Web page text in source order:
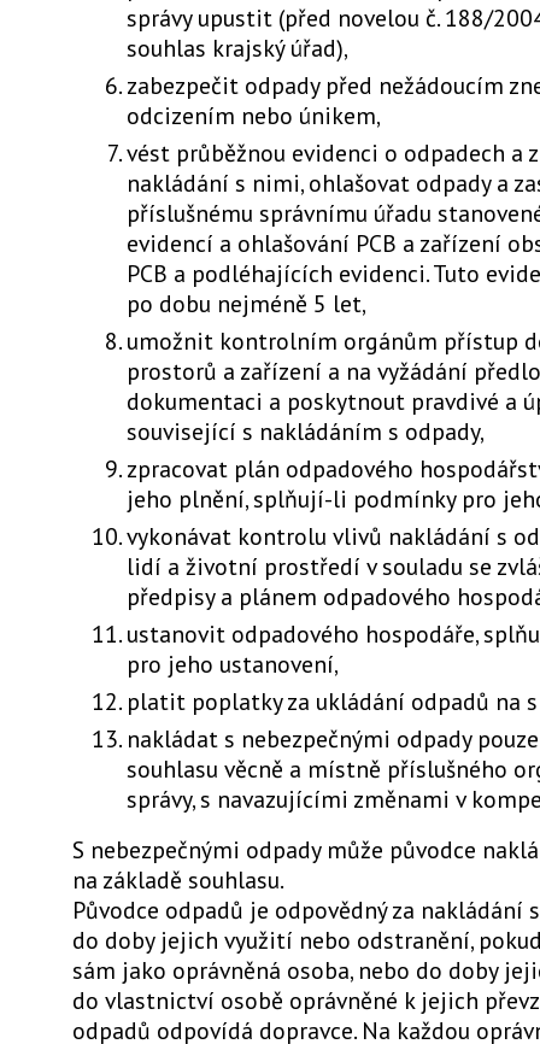
správy upustit (před novelou č. 188/
souhlas krajský úřad),
zabezpečit odpady před nežádoucím
odcizením nebo únikem,
vést průběžnou evidenci o odpadech a
nakládání s nimi, ohlašovat odpady a
příslušnému správnímu úřadu
evidencí a ohlašování PCB a zařízení
PCB a podléhajících evidenci. Tuto
po dobu nejméně 5 let,
umožnit kontrolním orgánům přístup
prostorů a zařízení a na vyžádání
dokumentaci a poskytnout pravdivé a
související s nakládáním s odpady,
zpracovat plán odpadového
jeho plnění, splňují-li podmínky pro
vykonávat kontrolu vlivů nakládání s
lidí a životní prostředí v souladu se
předpisy a plánem odpadového
ustanovit odpadového hospodáře,
pro jeho ustanovení,
platit poplatky za ukládání odpadů na
nakládat s nebezpečnými odpady
souhlasu věcně a místně příslušného
správy, s navazujícími změnami v
S nebezpečnými odpady může původce
na základě souhlasu.
Původce odpadů je odpovědný za nakládání
do doby jejich využití nebo odstranění,
sám jako oprávněná osoba, nebo do doby
do vlastnictví osobě oprávněné k jejich
odpadů odpovídá dopravce. Na každou